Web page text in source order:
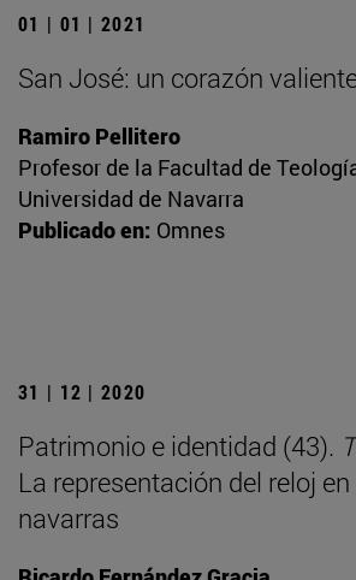
01 | 01 | 2021
San José: un corazón
Ramiro Pellitero
Profesor de la Facultad de
Universidad de Navarra
Publicado en: Omnes
31 | 12 | 2020
Patrimonio e identidad (43).
La representación del reloj
navarras